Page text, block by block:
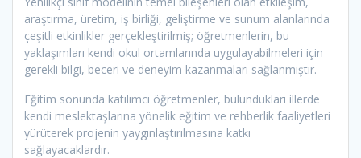
araştırma, üretim, iş birliği, geliştirme ve sunum alanlarında
çeşitli etkinlikler gerçekleştirilmiş; öğretmenlerin, bu
yaklaşımları kendi okul ortamlarında uygulayabilmeleri için
gerekli bilgi, beceri ve deneyim kazanmaları sağlanmıştır.
Eğitim sonunda katılımcı öğretmenler, bulundukları illerde
kendi meslektaşlarına yönelik eğitim ve rehberlik faaliyetleri
yürüterek projenin yaygınlaştırılmasına katkı
sağlayacaklardır.